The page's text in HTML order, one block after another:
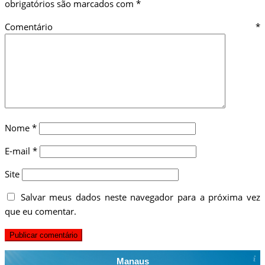
obrigatórios são marcados com *
Comentário *
Nome *
E-mail *
Site
Salvar meus dados neste navegador para a próxima vez
que eu comentar.
Manaus